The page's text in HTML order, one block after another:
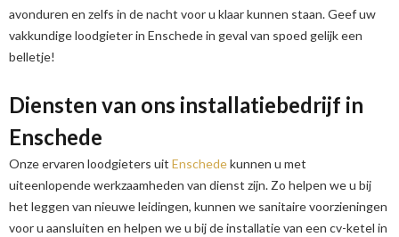
avonduren en zelfs in de nacht voor u klaar kunnen staan. Geef uw
vakkundige loodgieter in Enschede in geval van spoed gelijk een
belletje!
Diensten van ons installatiebedrijf in
Enschede
Onze ervaren loodgieters uit Enschedekunnen u met
uiteenlopende werkzaamheden van dienst zijn. Zo helpen we u bij
het leggen van nieuwe leidingen, kunnen we sanitaire voorzieningen
voor u aansluiten en helpen we u bij de installatie van een cv-ketel in